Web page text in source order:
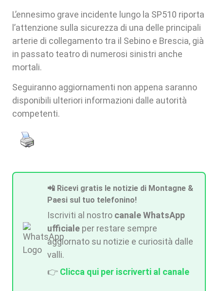
L’ennesimo grave incidente lungo la SP510 riporta
l’attenzione sulla sicurezza di una delle principali
arterie di collegamento tra il Sebino e Brescia, già
in passato teatro di numerosi sinistri anche
mortali.
Seguiranno aggiornamenti non appena saranno
disponibili ulteriori informazioni dalle autorità
competenti.
📲 Ricevi gratis le notizie di Montagne &
Paesi sul tuo telefonino!
Iscriviti al nostro canale WhatsApp
ufficiale per restare sempre
aggiornato su notizie e curiosità dalle
valli.
👉 Clicca qui per iscriverti al canale